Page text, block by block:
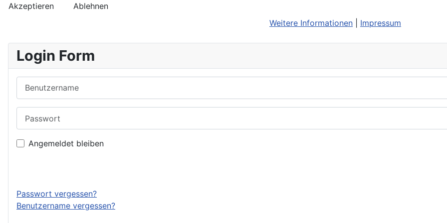
Login Form
Angemeldet bleiben
Passwort vergessen?
Benutzername vergessen?
Akzeptieren
Ablehnen
Weitere Informationen
Impressum